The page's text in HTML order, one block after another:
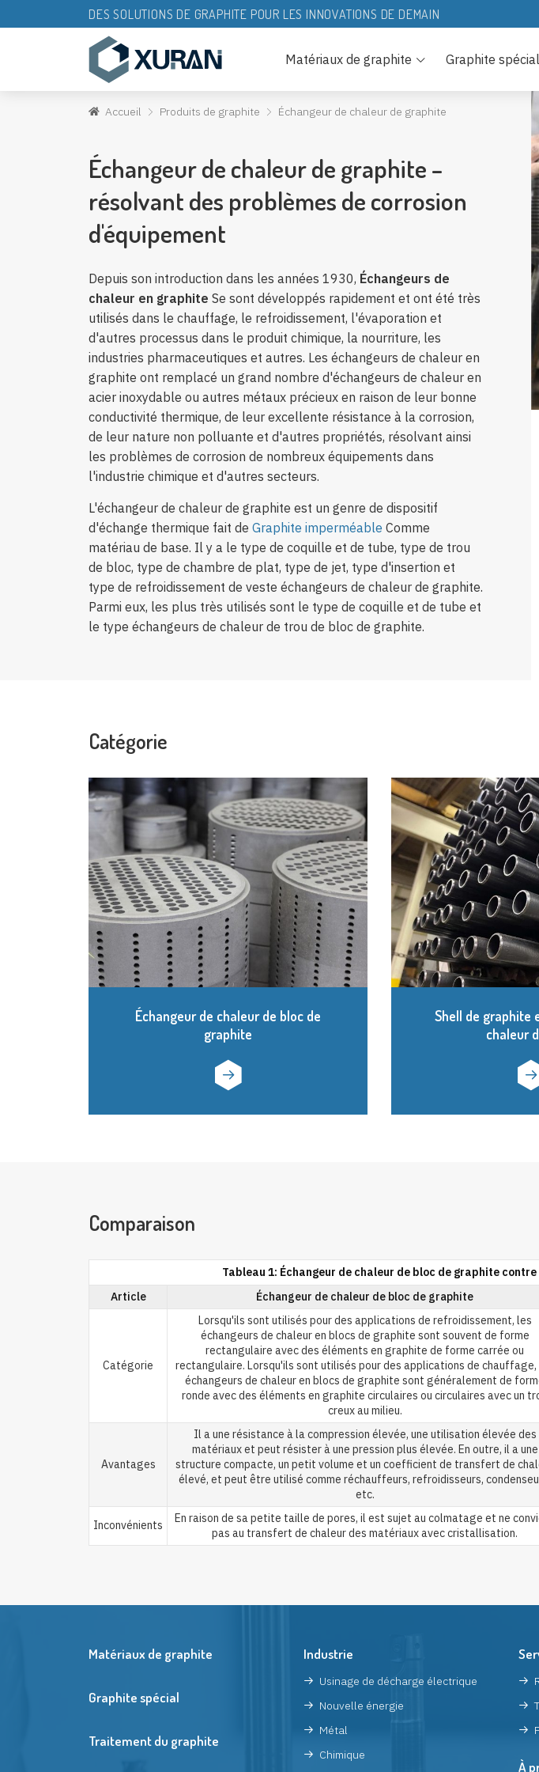
DES SOLUTIONS DE GRAPHITE POUR LES INNOVATIONS DE DEMAIN
Matériaux de graphite Graphite spécial
Accueil Produits de graphite Échangeur de chaleur de graphite
Échangeur de chaleur de graphite –
résolvant des problèmes de corrosion
d'équipement
Depuis son introduction dans les années 1930, Échangeurs de
chaleur en graphite Se sont développés rapidement et ont été très
utilisés dans le chauffage, le refroidissement, l'évaporation et
d'autres processus dans le produit chimique, la nourriture, les
industries pharmaceutiques et autres. Les échangeurs de chaleur en
graphite ont remplacé un grand nombre d'échangeurs de chaleur en
acier inoxydable ou autres métaux précieux en raison de leur bonne
conductivité thermique, de leur excellente résistance à la corrosion,
de leur nature non polluante et d'autres propriétés, résolvant ainsi
les problèmes de corrosion de nombreux équipements dans
l'industrie chimique et d'autres secteurs.
L'échangeur de chaleur de graphite est un genre de dispositif
d'échange thermique fait de Graphite imperméable Comme
matériau de base. Il y a le type de coquille et de tube, type de trou
de bloc, type de chambre de plat, type de jet, type d'insertion et
type de refroidissement de veste échangeurs de chaleur de graphite.
Parmi eux, les plus très utilisés sont le type de coquille et de tube et
le type échangeurs de chaleur de trou de bloc de graphite.
Catégorie
Échangeur de chaleur de bloc de
graphite
Shell de graphite
chaleur
Comparaison
Tableau 1: Échangeur de chaleur de bloc de graphite
Article
Échangeur de chaleur de bloc de graphite
Catégorie
Lorsqu'ils sont utilisés pour des applications de refroidissement, les
échangeurs de chaleur en blocs de graphite sont souvent de forme
rectangulaire avec des éléments en graphite de forme carrée ou
rectangulaire. Lorsqu'ils sont utilisés pour des applications de chauffage,
échangeurs de chaleur en blocs de graphite sont généralement de
ronde avec des éléments en graphite circulaires ou circulaires avec un
creux au milieu.
Avantages
Il a une résistance à la compression élevée, une utilisation élevée des
matériaux et peut résister à une pression plus élevée. En outre, il a une
structure compacte, un petit volume et un coefficient de transfert de
élevé, et peut être utilisé comme réchauffeurs, refroidisseurs,
etc.
Inconvénients
En raison de sa petite taille de pores, il est sujet au colmatage et ne
pas au transfert de chaleur des matériaux avec cristallisation.
Matériaux de graphite
Graphite spécial
Traitement du graphite
Industrie
Usinage de décharge électrique
Nouvelle énergie
Métal
Chimique
À